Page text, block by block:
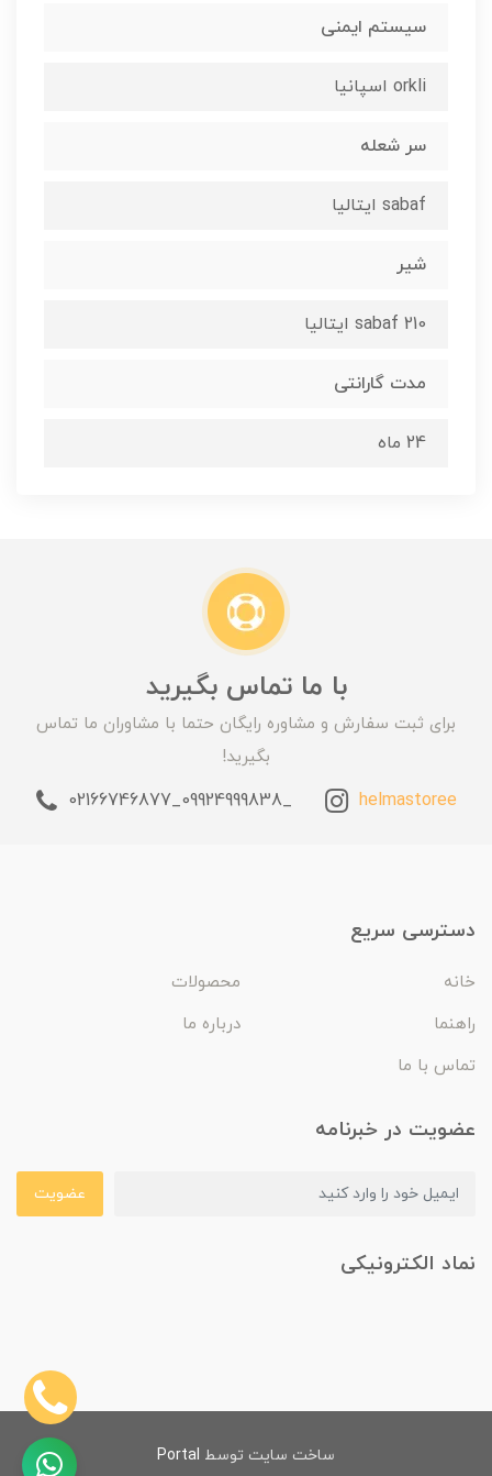
سیستم ایمنی
orkli اسپانیا
سر شعله
sabaf ایتالیا
شیر
210 sabaf ایتالیا
مدت گارانتی
24 ماه
با ما تماس بگیرید
برای ثبت سفارش و مشاوره رایگان حتما با مشاوران ما تماس
بگیرید!
helmastoree
_09924999838_02166746877
دسترسی سریع
خانه
محصولات
راهنما
درباره ما
تماس با ما
عضویت در خبرنامه
عضویت
نماد الکترونیکی
ساخت سایت توسط Portal